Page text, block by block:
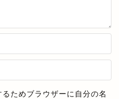
ためブラウザーに自分の名